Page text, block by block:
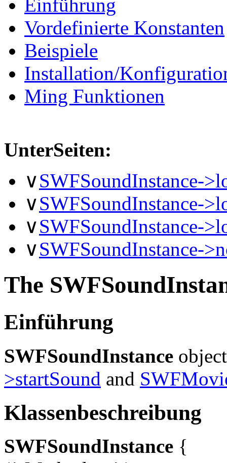
Einführung
Vordefinierte Konstanten
Beispiele
Installation/
Ming Funktionen
UnterSeiten:
∨SWFSoundInstance-
∨SWFSoundInstance-
∨SWFSoundInstance-
∨SWFSoundInstance-
The
Einführung
SWFSoundInstance
>startSound and
Klassenbeschreibung
SWFSoundInstance {